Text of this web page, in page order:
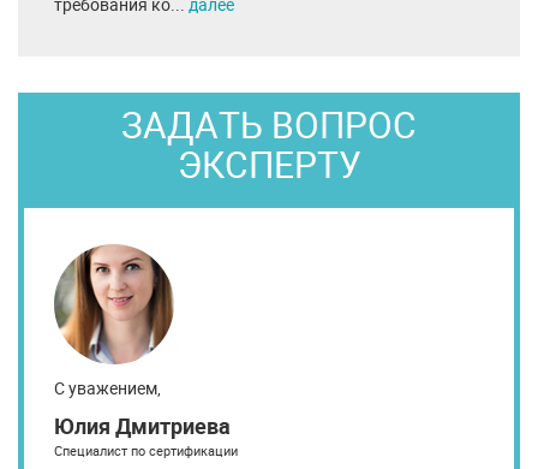
ЗАДАТЬ ВОПРОС
ЭКСПЕРТУ
С уважением,
Юлия Дмитриева
Специалист по сертификации